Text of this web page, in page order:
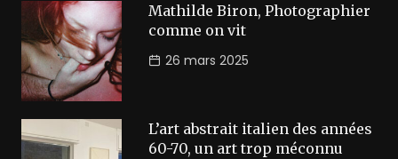
Mathilde Biron, Photographier
comme on vit
26 mars 2025
L’art abstrait italien des années
60-70, un art trop méconnu